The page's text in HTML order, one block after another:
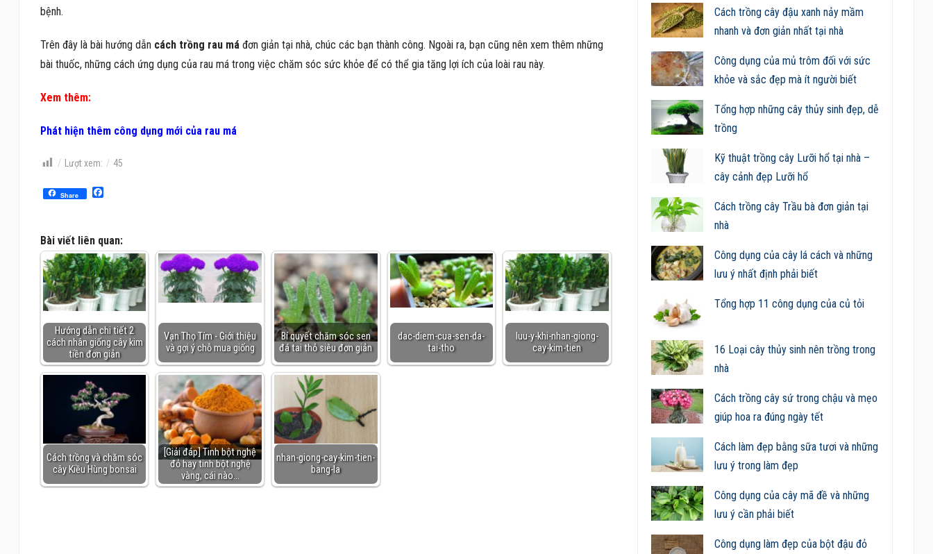
bệnh.
Trên đây là bài hướng dẫn cách trồng rau má đơn giản tại nhà, chúc các bạn thành công. Ngoài ra, bạn cũng nên xem thêm những
bài thuốc, những cách ứng dụng của rau má trong việc chăm sóc sức khỏe để có thể gia tăng lợi ích của loài rau này.
Xem thêm:
Phát hiện thêm công dụng mới của rau má
Lượt xem: 45
Share Facebook
Bài viết liên quan:
Hướng dẫn chi tiết 2
cách nhân giống cây kim
tiền đơn giản
Vạn Thọ Tím - Giới thiệu
và gợi ý chỗ mua giống
Bí quyết chăm sóc sen
đá tai thỏ siêu đơn giản
dac-diem-cua-sen-da-
tai-tho
luu-y-khi-nhan-giong-
cay-kim-tien
Cách trồng và chăm sóc
cây Kiều Hùng bonsai
[Giải đáp] Tinh bột nghệ
đỏ hay tinh bột nghệ
vàng, cái nào…
nhan-giong-cay-kim-tien-
bang-la
Cách trồng cây đậu xanh nảy mầm
nhanh và đơn giản nhất tại nhà
Công dụng của mủ trôm đối với sức
khỏe và sắc đẹp mà ít người biết
Tổng hợp những cây thủy sinh đẹp, dễ
trồng
Kỹ thuật trồng cây Lưỡi hổ tại nhà –
cây cảnh đẹp Lưỡi hổ
Cách trồng cây Trầu bà đơn giản tại
nhà
Công dụng của cây lá cách và những
lưu ý nhất định phải biết
Tổng hợp 11 công dụng của củ tỏi
16 Loại cây thủy sinh nên trồng trong
nhà
Cách trồng cây sứ trong chậu và mẹo
giúp hoa ra đúng ngày tết
Cách làm đẹp bằng sữa tươi và những
lưu ý trong làm đẹp
Công dụng của cây mã đề và những
lưu ý cần phải biết
Công dụng làm đẹp của bột đậu đỏ